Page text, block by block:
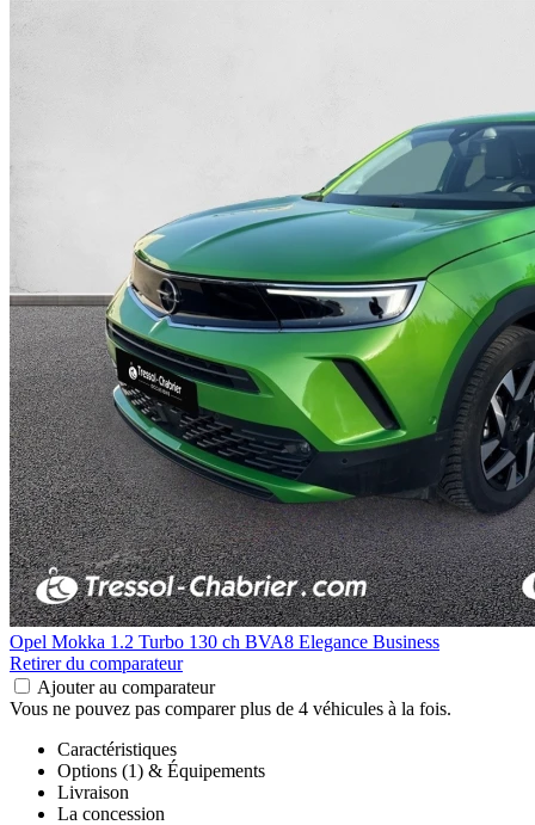
Opel Mokka 1.2 Turbo 130 ch BVA8 Elegance Business
Retirer du comparateur
Ajouter au comparateur
Vous ne pouvez pas comparer plus de 4 véhicules à la fois.
Caractéristiques
Options (1) & Équipements
Livraison
La concession